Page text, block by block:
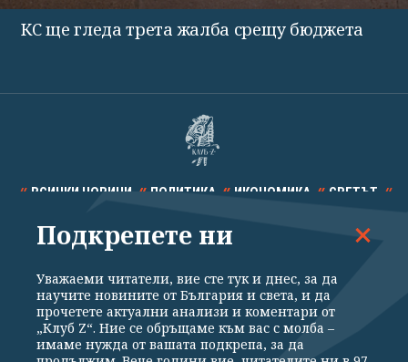
КС ще гледа трета жалба срещу бюджета
ВСИЧКИ НОВИНИ ПОЛИТИКА ИКОНОМИКА СВЕТЪТ
СПОРТ КУЛТУРА ТЕХНОЛОГИИ КАЛЕЙДОСКОП
Подкрепете ни
Уважаеми читатели, вие сте тук и днес, за да
научите новините от България и света, и да
прочетете актуални анализи и коментари от
„Клуб Z“. Ние се обръщаме към вас с молба –
имаме нужда от вашата подкрепа, за да